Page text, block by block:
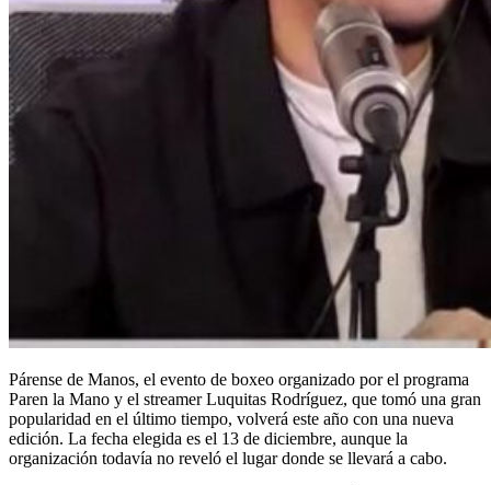
Párense de Manos, el evento de boxeo organizado por el programa
Paren la Mano y el streamer Luquitas Rodríguez, que tomó una gran
popularidad en el último tiempo, volverá este año con una nueva
edición. La fecha elegida es el 13 de diciembre, aunque la
organización todavía no reveló el lugar donde se llevará a cabo.